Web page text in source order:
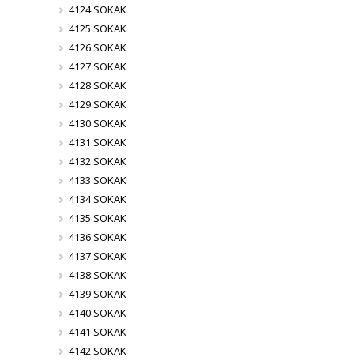
4124 SOKAK
4125 SOKAK
4126 SOKAK
4127 SOKAK
4128 SOKAK
4129 SOKAK
4130 SOKAK
4131 SOKAK
4132 SOKAK
4133 SOKAK
4134 SOKAK
4135 SOKAK
4136 SOKAK
4137 SOKAK
4138 SOKAK
4139 SOKAK
4140 SOKAK
4141 SOKAK
4142 SOKAK